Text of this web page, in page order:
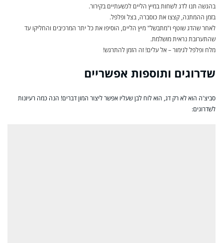
בהגשה תנו לדג לשחות במיץ הליים לכשעתיים בקירור.
בזמן ההמתנה, קצצו את כוסברה, בצל ופלפל.
לאחר שהדג שוטף ו"מתבשל" מיץ הליים, הוסיפו את כל יתר המרכיבים והחליקו עד
שהתערובת נראית מושלמת.
מלח ופלפל לגימור – אל עלים! זה הזמן להתרגש!
שדרוגים ותוספות אפשריים
סביצ'ה הוא לא רק דג, הוא לוח לבן שעליו אפשר ליצור המון דברים! הנה כמה רעיונות
לשדרוגים: